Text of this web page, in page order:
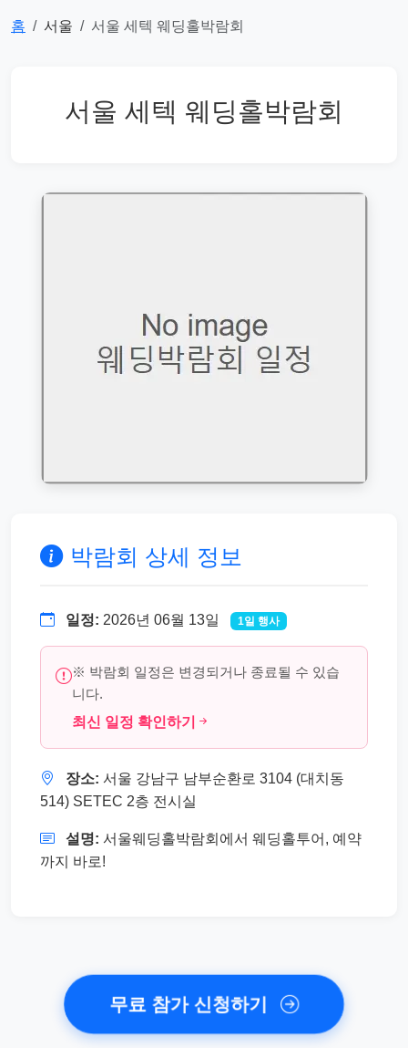
홈 서울 서울 세텍 웨딩홀박람회
서울 세텍 웨딩홀박람회
박람회 상세 정보
일정: 2026년 06월 13일 1일 행사
※ 박람회 일정은 변경되거나 종료될 수 있습
니다.
최신 일정 확인하기
장소: 서울 강남구 남부순환로 3104 (대치동
514) SETEC 2층 전시실
설명: 서울웨딩홀박람회에서 웨딩홀투어, 예약
까지 바로!
무료 참가 신청하기